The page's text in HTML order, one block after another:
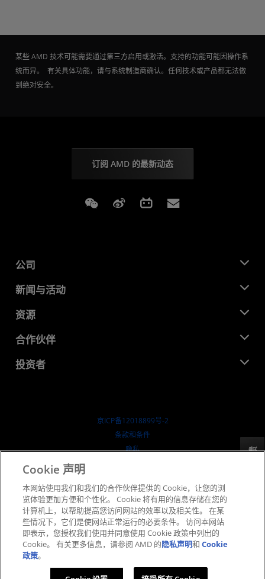
某些 AMD 技术可能需要通过第三方启用或激活。支持的功能可能因操作系
统而异。 有关具体功能，请与系统制造商确认。任何技术或产品都无法做
到绝对安全。
订阅 AMD 的最新动态
Weixin Weibo Bilibili
公司
关于 AMD
企业责任
就业机会
联系我们
新闻与活动
新闻中心
媒体库
资源
开发中心
成功案例
合作伙伴
AMD 合作伙伴中心
投资者
京ICP备12018899号-2
​条款和条件
隐私
公开公平竞争
英国税收策略
Cookie 政策
Cookie 设置
反馈
Cookie 声明
本网站使用我们和我们的合作伙伴提供的 Cookie，让您的浏
览体验更加方便和个性化。 Cookie 将有用的信息存储在您的
计算机上，以帮助提高您访问网站的效率以及相关性。 在某
些情况下，它们是使网站正常运行的必要条件。 访问本网站
即表示，您授权我们使用并同意使用 Cookie 政策中列出的
Cookie。 有关更多信息，请参阅 AMD 的隐私声明和Cookie
政策。